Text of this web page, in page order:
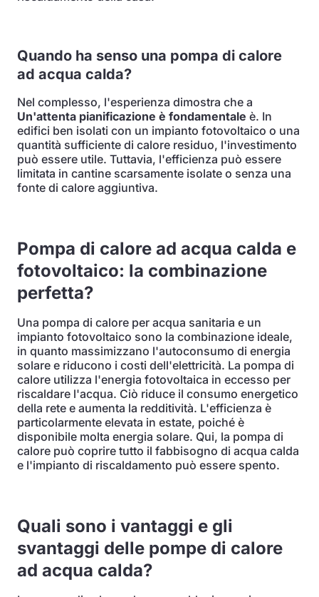
Quando ha senso una pompa di calore
ad acqua calda?
Nel complesso, l'esperienza dimostra che a
Un'attenta pianificazione è fondamentale è. In
edifici ben isolati con un impianto fotovoltaico o una
quantità sufficiente di calore residuo, l'investimento
può essere utile. Tuttavia, l'efficienza può essere
limitata in cantine scarsamente isolate o senza una
fonte di calore aggiuntiva.
Pompa di calore ad acqua calda e
fotovoltaico: la combinazione
perfetta?
Una pompa di calore per acqua sanitaria e un
impianto fotovoltaico sono la combinazione ideale,
in quanto massimizzano l'autoconsumo di energia
solare e riducono i costi dell'elettricità. La pompa di
calore utilizza l'energia fotovoltaica in eccesso per
riscaldare l'acqua. Ciò riduce il consumo energetico
della rete e aumenta la redditività. L'efficienza è
particolarmente elevata in estate, poiché è
disponibile molta energia solare. Qui, la pompa di
calore può coprire tutto il fabbisogno di acqua calda
e l'impianto di riscaldamento può essere spento.
Quali sono i vantaggi e gli
svantaggi delle pompe di calore
ad acqua calda?